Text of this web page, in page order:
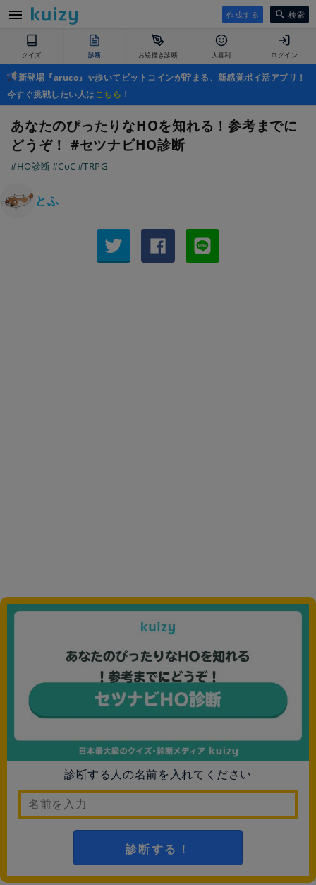
作成する 検索
クイズ 診断 お絵描き診断 大喜利 ログイン
新登場『aruco』✨歩いてビットコインが貯まる、新感覚ポイ活アプリ！
今すぐ挑戦したい人はこちら ！
あなたのぴったりなHOを知れる！参考までに
どうぞ！ #セツナビHO診断
#HO診断#CoC#TRPG
とふ
診断する人の名前を入れてください
診断する！